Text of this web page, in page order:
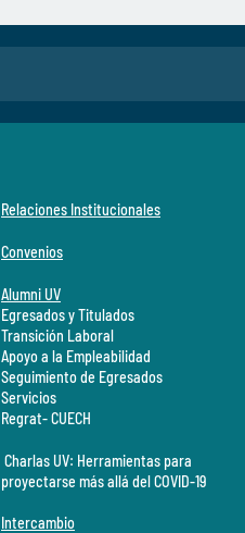
Relaciones Institucionales
Convenios
Alumni UV
Egresados y Titulados
Transición Laboral
Apoyo a la Empleabilidad
Seguimiento de Egresados
Servicios
Regrat- CUECH
Charlas UV: Herramientas para
proyectarse más allá del COVID-19
Intercambio